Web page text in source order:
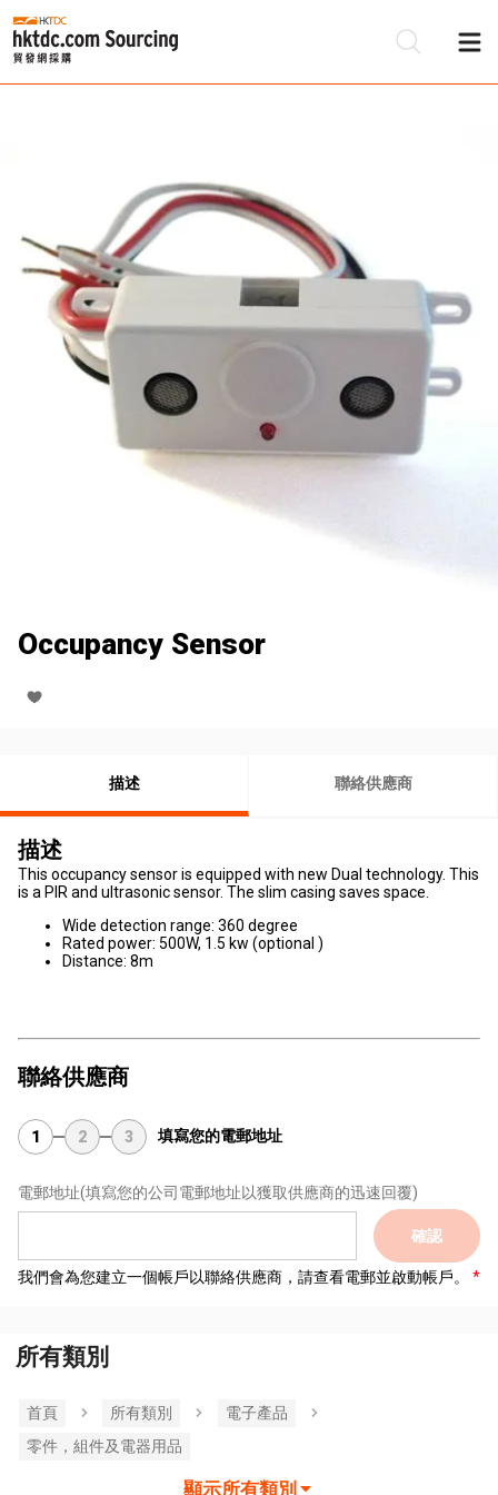
Occupancy Sensor
描述 聯絡供應商
描述
This occupancy sensor is equipped with new Dual technology. This
is a PIR and ultrasonic sensor. The slim casing saves space.
Wide detection range: 360 degree
Rated power: 500W, 1.5 kw (optional )
Distance: 8m
聯絡供應商
1 2 3 填寫您的電郵地址
電郵地址(填寫您的公司電郵地址以獲取供應商的迅速回覆)
確認
我們會為您建立一個帳戶以聯絡供應商，請查看電郵並啟動帳戶。
所有類別
首頁 所有類別
電子產品
零件，組件及電器用品
顯示所有類別